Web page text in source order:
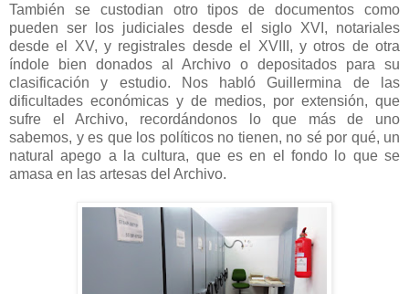
También se custodian otro tipos de documentos como
pueden ser los judiciales desde el siglo XVI, notariales
desde el XV, y registrales desde el XVIII, y otros de otra
índole bien donados al Archivo o depositados para su
clasificación y estudio. Nos habló Guillermina de las
dificultades económicas y de medios, por extensión, que
sufre el Archivo, recordándonos lo que más de uno
sabemos, y es que los políticos no tienen, no sé por qué, un
natural apego a la cultura, que es en el fondo lo que se
amasa en las artesas del Archivo.